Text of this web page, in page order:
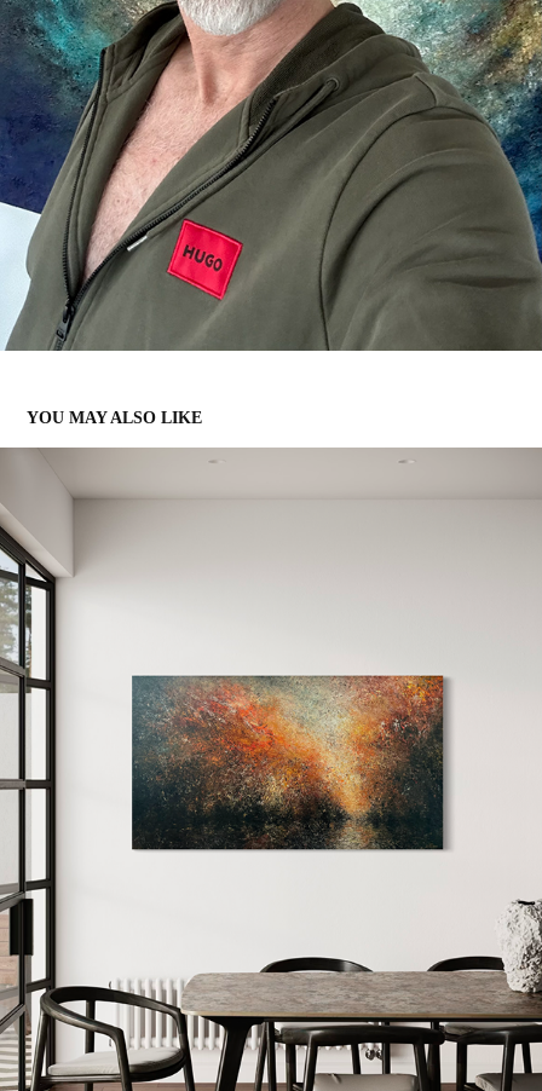
YOU MAY ALSO LIKE
LYSET BAG FLAMMERNE
2026